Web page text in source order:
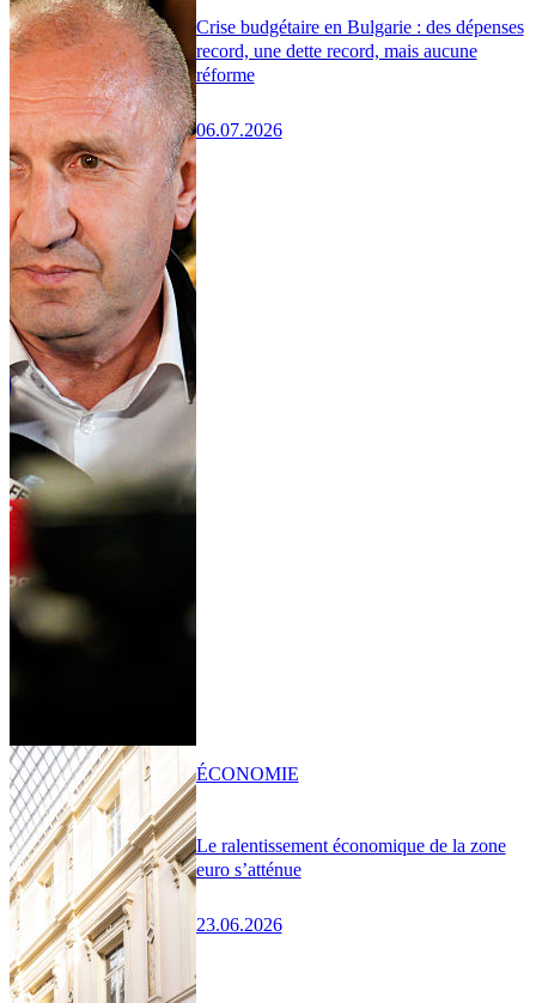
Crise budgétaire en Bulgarie : des dépenses
record, une dette record, mais aucune
réforme
06.07.2026
Le ralentissement économique de la zone
euro s’atténue
23.06.2026
ÉCONOMIE